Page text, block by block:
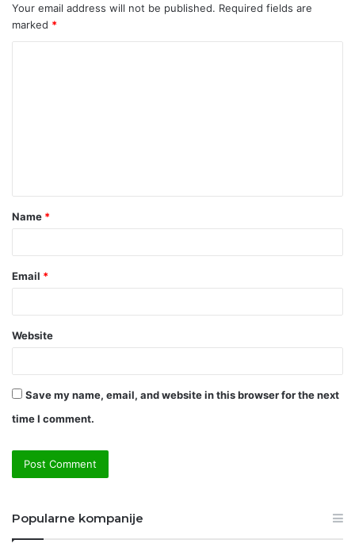
Your email address will not be published. Required fields are
marked *
t
*
Name *
Email *
Website
Save my name, email, and website in this browser for the next
time I comment.
Popularne kompanije